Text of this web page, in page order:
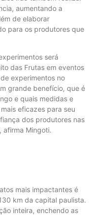
aumentando a
de elaborar
para os produtores que
será
das Frutas em eventos
experimentos no
grande benefício, que é
e quais medidas e
eficazes para seu
dos produtores nas
afirma Mingoti.
mais impactantes é
km da capital paulista.
inteira, enchendo as